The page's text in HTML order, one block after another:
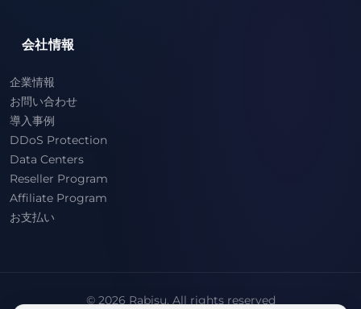
会社情報
企業情報
お問い合わせ
導入事例
DDoS Protection
Data Centers
Reseller Program
Affiliate Program
お支払い
© 2026 Rabisu. All rights reserved